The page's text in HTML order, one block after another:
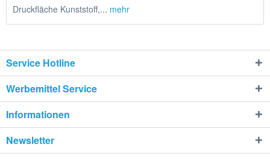
Druckfläche Kunststoff,... mehr
Service Hotline
Werbemittel Service
Informationen
Newsletter